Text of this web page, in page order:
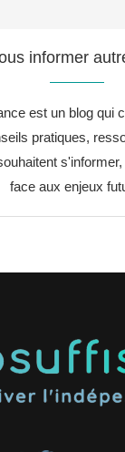
informer
est un blog qui
pratiques,
face aux enjeux